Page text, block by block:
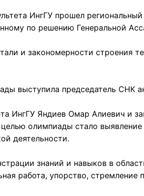
ИнгГУ прошел
по решению Генеральной
и закономерности строения
выступила председатель СНК
ИнгГУ Яндиев Омар Алиевич и
олимпиады стало выявление
деятельности.
знаний и навыков в
работа, упорство, стремление